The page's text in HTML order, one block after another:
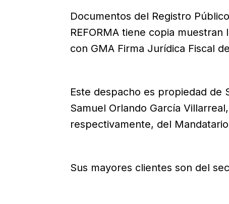
Documentos del Registro
REFORMA tiene copia
con GMA Firma Jurídica Fiscal
Este despacho es propiedad de
Samuel Orlando García
respectivamente, del
Sus mayores clientes son del